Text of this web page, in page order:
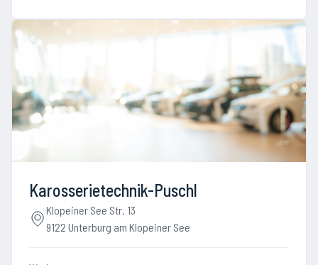
Karosserietechnik-Puschl
Klopeiner See Str. 13
9122 Unterburg am Klopeiner See